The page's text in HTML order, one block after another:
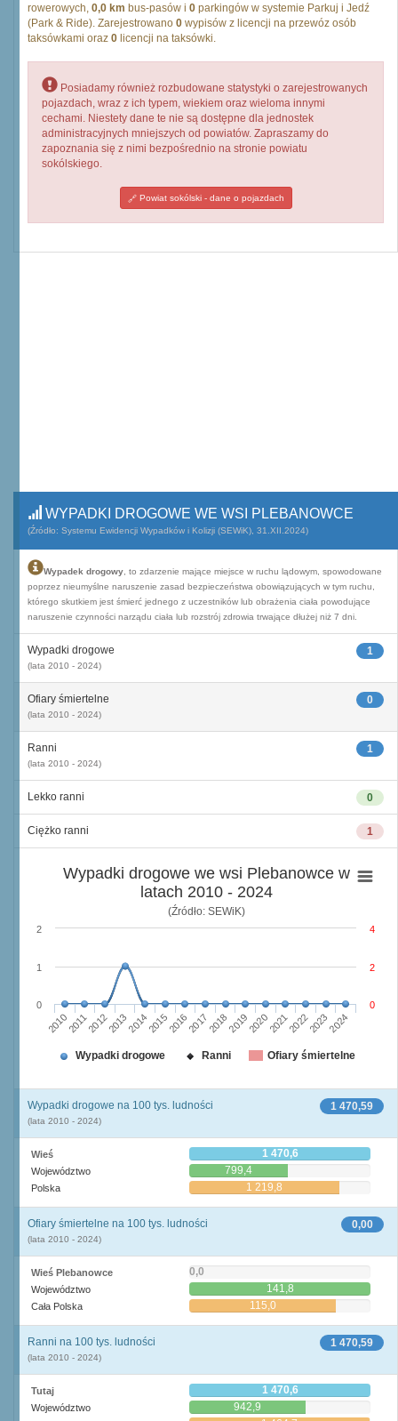
rowerowych, 0,0 km bus-pasów i 0 parkingów w systemie Parkuj i Jedź
(Park & Ride). Zarejestrowano 0 wypisów z licencji na przewóz osób
taksówkami oraz 0 licencji na taksówki.
Posiadamy również rozbudowane statystyki o zarejestrowanych
pojazdach, wraz z ich typem, wiekiem oraz wieloma innymi
cechami. Niestety dane te nie są dostępne dla jednostek
administracyjnych mniejszych od powiatów. Zapraszamy do
zapoznania się z nimi bezpośrednio na stronie powiatu
sokólskiego.
Powiat sokólski - dane o pojazdach
WYPADKI DROGOWE WE WSI PLEBANOWCE
(Źródło: Systemu Ewidencji Wypadków i Kolizji (SEWiK), 31.XII.2024)
Wypadek drogowy , to zdarzenie mające miejsce w ruchu lądowym, spowodowane
poprzez nieumyślne naruszenie zasad bezpieczeństwa obowiązujących w tym ruchu,
którego skutkiem jest śmierć jednego z uczestników lub obrażenia ciała powodujące
naruszenie czynności narządu ciała lub rozstrój zdrowia trwające dłużej niż 7 dni.
1
Wypadki drogowe
(lata 2010 - 2024)
0
Ofiary śmiertelne
(lata 2010 - 2024)
1
Ranni
(lata 2010 - 2024)
0
Lekko ranni
1
Ciężko ranni
Wypadki drogowe we wsi Plebanowce w
latach 2010 - 2024
(Źródło: SEWiK)
201020112012201320142015201620172018201920202021202220232024
0
1
2
0
2
4
Wypadki drogowe Ranni Ofiary śmiertelne
1 470,59
Wypadki drogowe na 100 tys. ludności
(lata 2010 - 2024)
Wieś 1 470,6
Województwo 799,4
Polska 1 219,8
0,00
Ofiary śmiertelne na 100 tys. ludności
(lata 2010 - 2024)
Wieś Plebanowce 0,0
Województwo 141,8
Cała Polska 115,0
1 470,59
Ranni na 100 tys. ludności
(lata 2010 - 2024)
Tutaj 1 470,6
Województwo 942,9